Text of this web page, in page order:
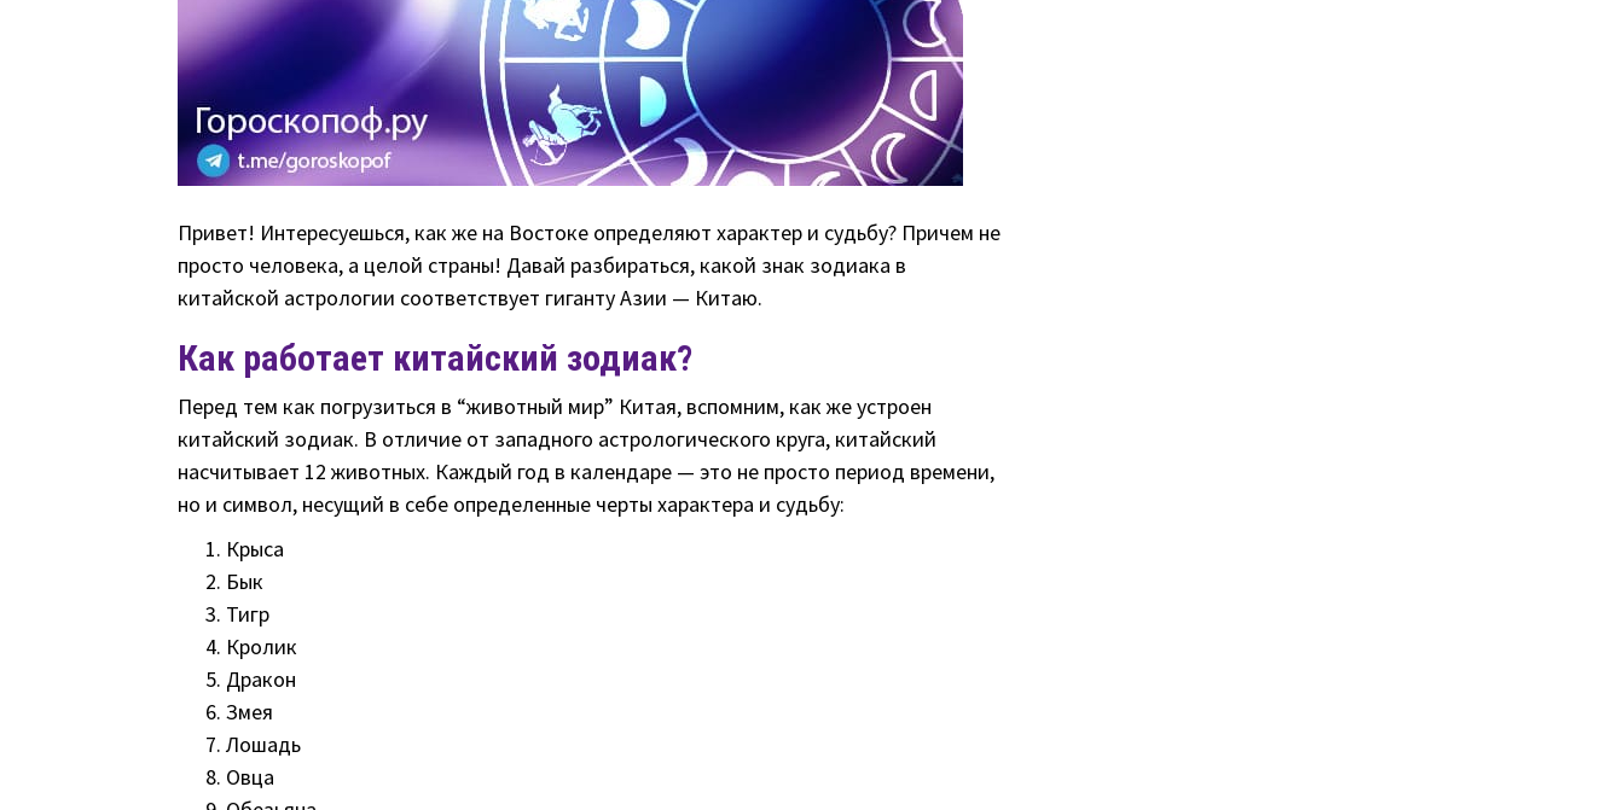
Привет! Интересуешься, как же на Востоке определяют характер и судьбу? Причем не
просто человека, а целой страны! Давай разбираться, какой знак зодиака в
китайской астрологии соответствует гиганту Азии — Китаю.
Как работает китайский зодиак?
Перед тем как погрузиться в “животный мир” Китая, вспомним, как же устроен
китайский зодиак. В отличие от западного астрологического круга, китайский
насчитывает 12 животных. Каждый год в календаре — это не просто период времени,
но и символ, несущий в себе определенные черты характера и судьбу:
Крыса
Бык
Тигр
Кролик
Дракон
Змея
Лошадь
Овца